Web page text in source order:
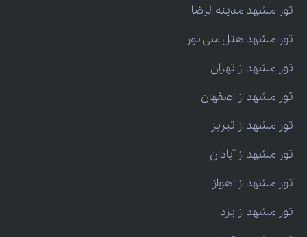
تور مشهد مدینه الرضا
تور مشهد هتل سی نور
تور مشهد از تهران
تور مشهد از اصفهان
تور مشهد از تبریز
تور مشهد از آبادان
تور مشهد از اهواز
تور مشهد از یزد